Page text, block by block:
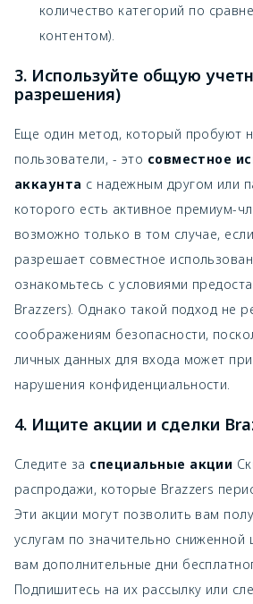
количество категорий по
контентом).
3. Используйте общую
разрешения)
Еще один метод, который пробуют
пользователи, - это совместное
аккаунта с надежным другом или
которого есть активное премиум-
возможно только в том случае,
разрешает совместное
ознакомьтесь с условиями
Brazzers). Однако такой подход не
соображениям безопасности,
личных данных для входа может
нарушения конфиденциальности.
4. Ищите акции и сделки
Следите за специальные акции
распродажи, которые Brazzers
Эти акции могут позволить вам
услугам по значительно сниженной
вам дополнительные дни
Подпишитесь на их рассылку или